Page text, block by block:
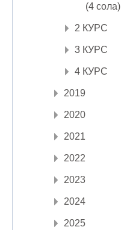
(4 сола)
2 КУРС
3 КУРС
4 КУРС
2019
2020
2021
2022
2023
2024
2025